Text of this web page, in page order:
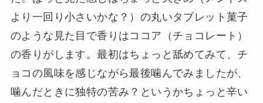
より一回り小さいかな？）の丸いタブレット菓子
のような見た目で香りはココア（チョコレート）
の香りがします。最初はちょっと舐めてみて、チ
ョコの風味を感じながら最後噛んでみましたが、
噛んだときに独特の苦み？というかちょっと辛い